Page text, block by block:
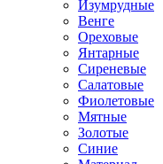
Изумрудные
Венге
Ореховые
Янтарные
Сиреневые
Салатовые
Фиолетовые
Мятные
Золотые
Синие